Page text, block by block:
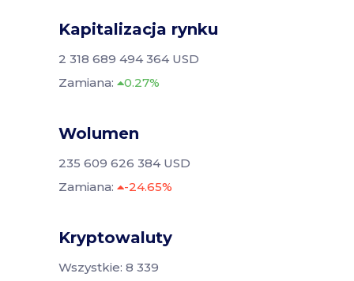
Kapitalizacja rynku
2 318 689 494 364 USD
Zamiana:
0.27%
Wolumen
235 609 626 384 USD
Zamiana:
-24.65%
Kryptowaluty
Wszystkie: 8 339